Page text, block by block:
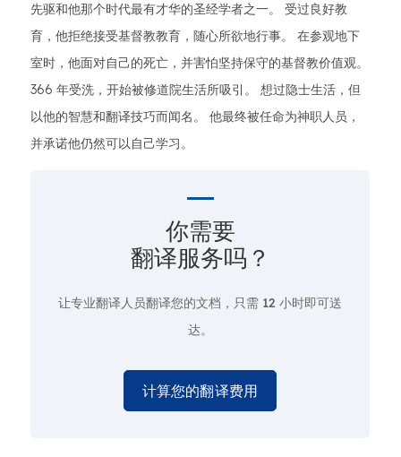
先驱和他那个时代最有才华的圣经学者之一。 受过良好教
育，他拒绝接受基督教教育，随心所欲地行事。 在参观地下
室时，他面对自己的死亡，并害怕坚持保守的基督教价值观。
366 年受洗，开始被修道院生活所吸引。 想过隐士生活，但
以他的智慧和翻译技巧而闻名。 他最终被任命为神职人员，
并承诺他仍然可以自己学习。
你需要
翻译服务吗？
让专业翻译人员翻译您的文档，只需 12 小时即可送
达。
计算您的翻译费用